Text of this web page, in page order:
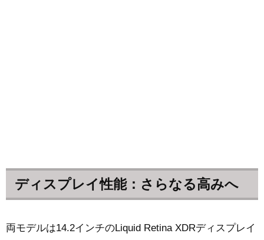
ディスプレイ性能：さらなる高みへ
両モデルは14.2インチのLiquid Retina XDRディスプレイ